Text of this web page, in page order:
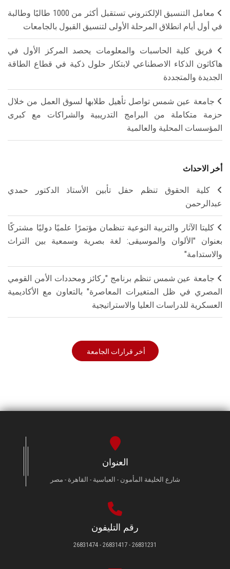
معامل التنسيق الإلكتروني تستقبل أكثر من 1000 طالبًا وطالبة
في أول أيام انطلاق المرحلة الأولى لتنسيق القبول بالجامعات
فريق كلية الحاسبات والمعلومات يحصد المركز الأول في
هاكاثون الذكاء الاصطناعي لابتكار حلول ذكية في قطاع الطاقة
الجديدة والمتجددة
جامعة عين شمس تواصل تأهيل طلابها لسوق العمل من خلال
حزمة متكاملة من البرامج التدريبية والشراكات مع كبرى
المؤسسات المحلية والعالمية
أخر الاحداث
كلية الحقوق تنظم حفل تأبين الأستاذ الدكتور حمدي
عبدالرحمن
كليتا الآثار والتربية النوعية تنظمان مؤتمرًا علميًا دوليًا مشتركًا
بعنوان "الألوان والموسيقى: لغة بصرية وسمعية بين التراث
والاستدامة"
جامعة عين شمس تنظم برنامج "ركائز ومحددات الأمن القومي
المصري في ظل المتغيرات المعاصرة" بالتعاون مع الأكاديمية
العسكرية للدراسات العليا والاستراتيجية
أخر قرارات الجامعة
العنوان
شارع الخليفة المأمون - العباسية - القاهرة - مصر
رقم التليفون
26831231 - 26831417 - 26831474